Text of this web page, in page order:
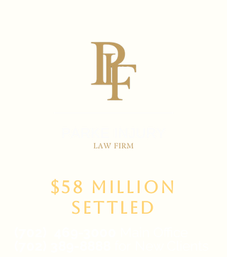
$58 Million
Settled